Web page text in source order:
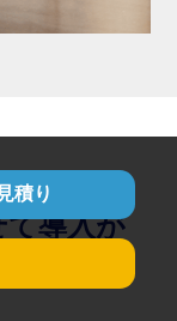
て導入が
積り